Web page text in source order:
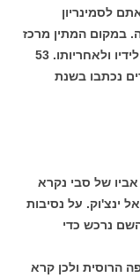
לסמינריון
במקום המתין מרכז
הסמינריון אליהו וינוגרד והאב מסר את בתו לידיו ולאחריותו. 53
נכתבו בשנת
של סבי נקרא
ינצ'וק. על נסיבות
נרכש כדי
הרוסית ולכן קרא